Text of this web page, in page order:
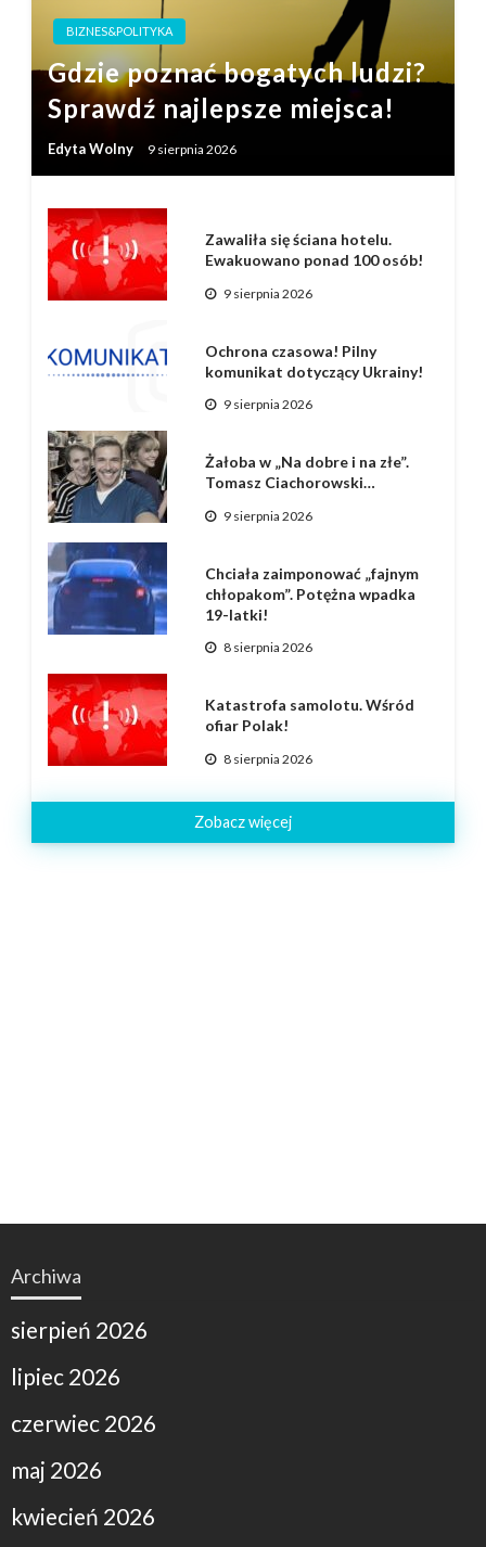
BIZNES&POLITYKA
Gdzie poznać bogatych ludzi?
Sprawdź najlepsze miejsca!
Edyta Wolny 9 sierpnia 2026
Zawaliła się ściana hotelu.
Ewakuowano ponad 100 osób!
9 sierpnia 2026
Ochrona czasowa! Pilny
komunikat dotyczący Ukrainy!
9 sierpnia 2026
Żałoba w „Na dobre i na złe”.
Tomasz Ciachorowski…
9 sierpnia 2026
Chciała zaimponować „fajnym
chłopakom”. Potężna wpadka
19-latki!
8 sierpnia 2026
Katastrofa samolotu. Wśród
ofiar Polak!
8 sierpnia 2026
Zobacz więcej
Archiwa
sierpień 2026
lipiec 2026
czerwiec 2026
maj 2026
kwiecień 2026